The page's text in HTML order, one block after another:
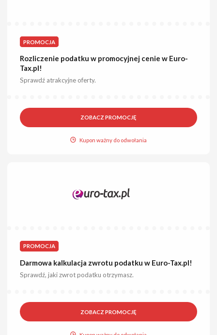
PROMOCJA
Rozliczenie podatku w promocyjnej cenie w Euro-
Tax.pl!
Sprawdź atrakcyjne oferty.
ZOBACZ PROMOCJĘ
Kupon ważny do odwołania
PROMOCJA
Darmowa kalkulacja zwrotu podatku w Euro-Tax.pl!
Sprawdź, jaki zwrot podatku otrzymasz.
ZOBACZ PROMOCJĘ